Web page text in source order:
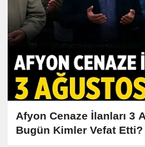
Afyon Cenaze İlanları 3
Bugün Kimler Vefat Etti?